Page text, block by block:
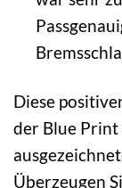
Diese
der Blue Print
Überzeugen